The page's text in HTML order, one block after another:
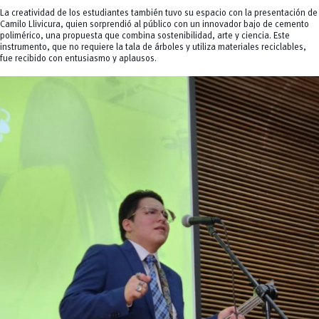
La creatividad de los estudiantes también tuvo su espacio con la presentación de
Camilo Llivicura, quien sorprendió al público con un innovador bajo de cemento
polimérico, una propuesta que combina sostenibilidad, arte y ciencia. Este
instrumento, que no requiere la tala de árboles y utiliza materiales reciclables,
fue recibido con entusiasmo y aplausos.